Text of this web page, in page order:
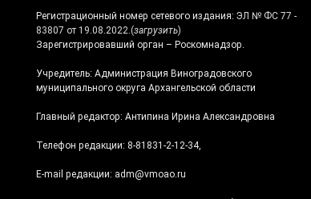
Регистрационный номер сетевого издания: ЭЛ № ФС 77 -
83807 от 19.08.2022.(загрузить)
Зарегистрировавший орган – Роскомнадзор.
Учредитель: Администрация Виноградовского
муниципального округа Архангельской области
Главный редактор: Антипина Ирина Александровна
Телефон редакции: 8-81831-2-12-34,
E-mail редакции: adm@vmoao.ru